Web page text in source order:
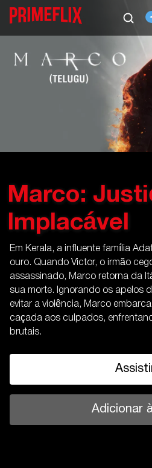
Marco:
Implacável
Em Kerala, a influente família
ouro. Quando Victor, o irmão
assassinado, Marco retorna da
sua morte. Ignorando os apelos
evitar a violência, Marco
caçada aos culpados,
brutais.
Adicionar